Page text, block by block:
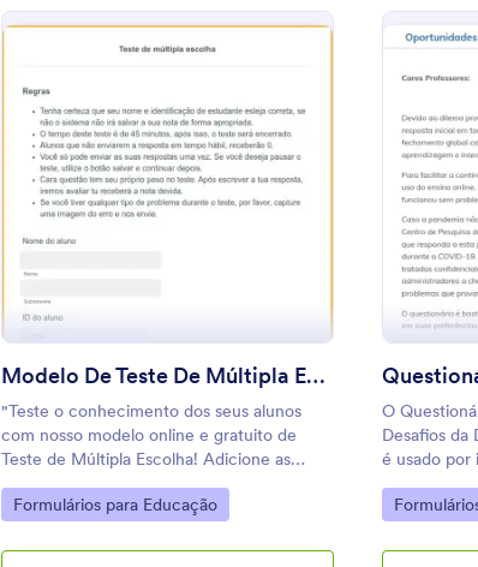
Visualizar: Modelo De Teste De Múltipla
Modelo De Teste De Múltipla Escolha
"Teste o conhecimento dos seus alunos
com nosso modelo online e gratuito de
Teste de Múltipla Escolha! Adicione as
questões do seu teste e as respostas nesse
modelo e incorpore este teste no seu
aceitar respostas online imediatamente.
Go to Category:
Formulários para Educação
O
Desafios da
é usado por
pedir aos
desafios
superadas.
Go to